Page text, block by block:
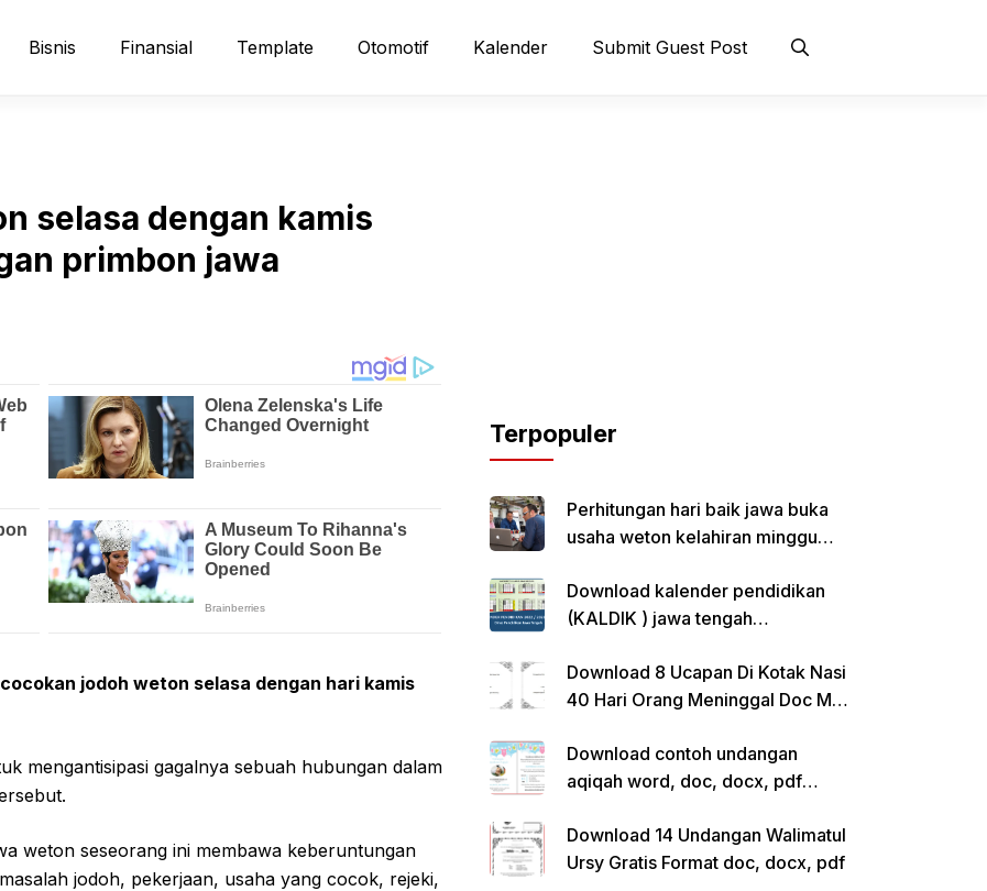
Bisnis Finansial Template Otomotif Kalender Submit Guest Post
selasa dengan kamis
primbon jawa
jodoh weton selasa dengan hari kamis
mengantisipasi gagalnya sebuah hubungan dalam
weton seseorang ini membawa keberuntungan
jodoh, pekerjaan, usaha yang cocok, rejeki,
Terpopuler
Perhitungan hari baik jawa buka
usaha weton kelahiran minggu
Download kalender pendidikan
(KALDIK ) jawa tengah
Download 8 Ucapan Di Kotak Nasi
40 Hari Orang Meninggal Doc Ms.
Download contoh undangan
aqiqah word, doc, docx, pdf
Download 14 Undangan Walimatul
Ursy Gratis Format doc, docx, pdf